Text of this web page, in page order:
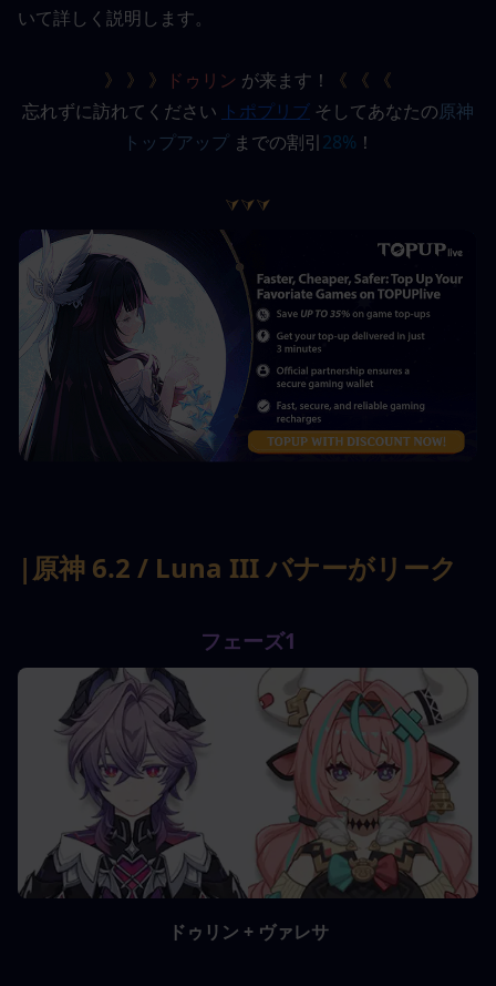
いて詳しく説明します。
》 》 》 ドゥリン が来ます！
《 《 《
忘れずに訪れてください トポプリブ そしてあなたの原神
トップアップ までの割引28% ！
⮛⮛⮛
|原神 6.2 / Luna III バナーがリーク
フェーズ1
ドゥリン + ヴァレサ